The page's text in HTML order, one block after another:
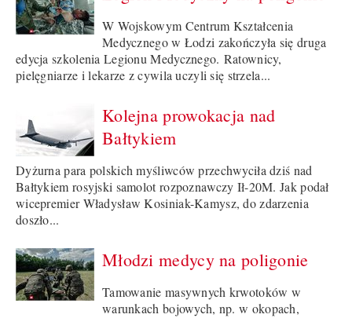
W Wojskowym Centrum Kształcenia
Medycznego w Łodzi zakończyła się druga
edycja szkolenia Legionu Medycznego. Ratownicy,
pielęgniarze i lekarze z cywila uczyli się strzela...
Kolejna prowokacja nad
Bałtykiem
Dyżurna para polskich myśliwców przechwyciła dziś nad
Bałtykiem rosyjski samolot rozpoznawczy Ił-20M. Jak podał
wicepremier Władysław Kosiniak-Kamysz, do zdarzenia
doszło...
Młodzi medycy na poligonie
Tamowanie masywnych krwotoków w
warunkach bojowych, np. w okopach,